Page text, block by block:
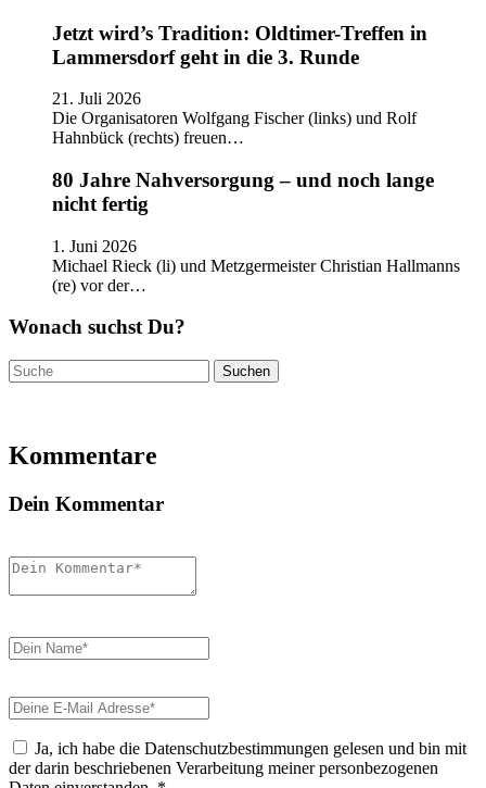
Jetzt wird’s Tradition: Oldtimer-Treffen in
Lammersdorf geht in die 3. Runde
21. Juli 2026
Die Organisatoren Wolfgang Fischer (links) und Rolf
Hahnbück (rechts) freuen…
80 Jahre Nahversorgung – und noch lange
nicht fertig
1. Juni 2026
Michael Rieck (li) und Metzgermeister Christian Hallmanns
(re) vor der…
Wonach suchst Du?
Suchen
nach:
Kommentare
Dein Kommentar
Ja, ich habe die Datenschutzbestimmungen gelesen und bin mit
der darin beschriebenen Verarbeitung meiner personbezogenen